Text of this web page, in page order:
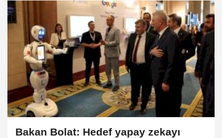
Bakan Bolat: Hedef yapay zekayı